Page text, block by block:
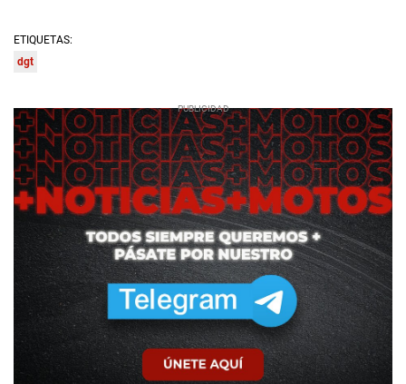
ETIQUETAS:
dgt